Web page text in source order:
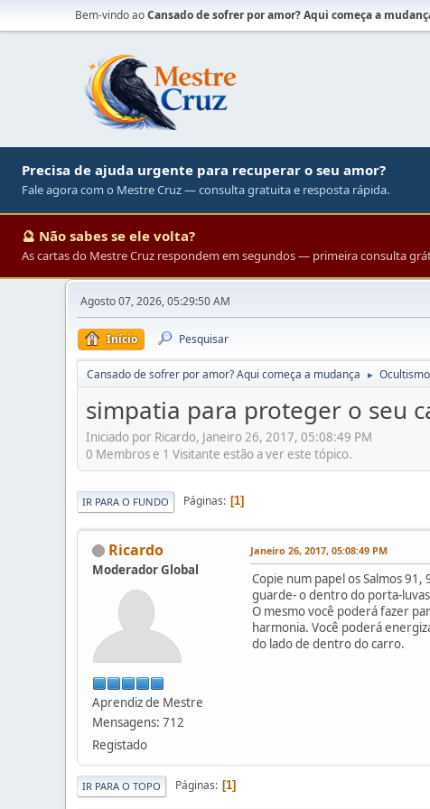
Bem-vindo aoCansado de sofrer por amor? Aqui começa a
Precisa de ajuda urgente para recuperar o seu amor?
Fale agora com o Mestre Cruz — consulta gratuita e resposta rápida.
🔮 Não sabes se ele volta?
As cartas do Mestre Cruz respondem em segundos — primeira consulta
Agosto 07, 2026, 05:29:50 AM
Início Pesquisar
Cansado de sofrer por amor? Aqui começa a mudança ► Ocultismo
simpatia para proteger o seu
Iniciado por Ricardo, Janeiro 26, 2017, 05:08:49 PM
0 Membros e 1 Visitante estão a ver este tópico.
IR PARA O FUNDO Páginas 1
Ricardo
Moderador Global
Aprendiz de Mestre
Mensagens: 712
Registado
Janeiro 26, 2017, 05:08:49 PM
Copie num papel os Salmos
guarde- o dentro do porta-
O mesmo você poderá fazer
harmonia. Você poderá
do lado de dentro do carro.
IR PARA O TOPO Páginas 1